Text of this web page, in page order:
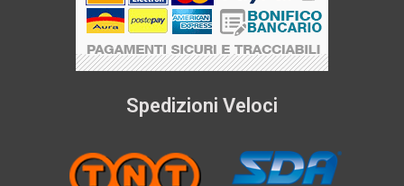
Spedizioni Veloci